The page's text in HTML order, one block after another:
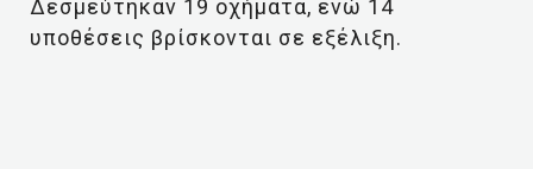
Δεσμεύτηκαν 19 οχήματα, ενώ 14
υποθέσεις βρίσκονται σε εξέλιξη.